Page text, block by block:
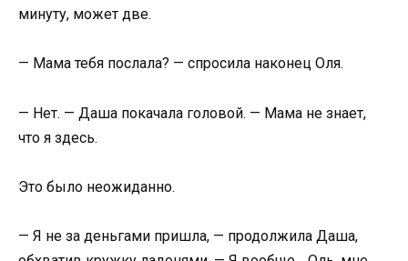
минуту, может две.
— Мама тебя послала? — спросила наконец Оля.
— Нет. — Даша покачала головой. — Мама не знает,
что я здесь.
Это было неожиданно.
— Я не за деньгами пришла, — продолжила Даша,